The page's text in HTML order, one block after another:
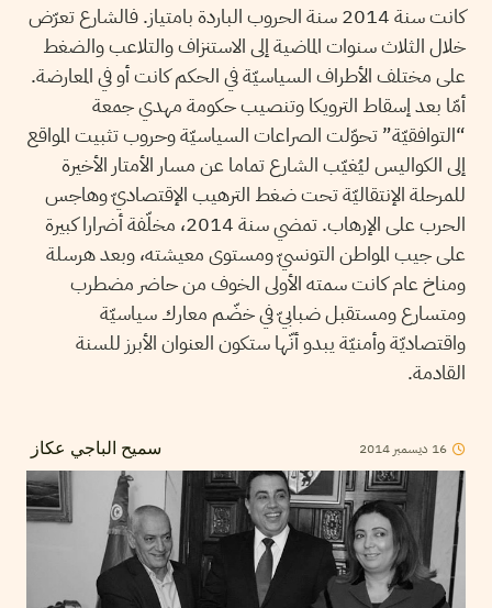
كانت سنة 2014 سنة الحروب الباردة بامتياز. فالشارع تعرّض
خلال الثلاث سنوات الماضية إلى الاستنزاف والتلاعب والضغط
على مختلف الأطراف السياسيّة في الحكم كانت أو في المعارضة.
أمّا بعد إسقاط الترويكا وتنصيب حكومة مهدي جمعة
“التوافقيّة” تحوّلت الصراعات السياسيّة وحروب تثبيت المواقع
إلى الكواليس ليُغيّب الشارع تماما عن مسار الأمتار الأخيرة
للمرحلة الإنتقاليّة تحت ضغط الترهيب الإقتصاديّ وهاجس
الحرب على الإرهاب. تمضي سنة 2014، مخلّفة أضرارا كبيرة
على جيب المواطن التونسيّ ومستوى معيشته، وبعد هرسلة
ومناخ عام كانت سمته الأولى الخوف من حاضر مضطرب
ومتسارع ومستقبل ضبابيّ في خضّم معارك سياسيّة
واقتصاديّة وأمنيّة يبدو أنّها ستكون العنوان الأبرز للسنة
القادمة.
سميح الباجي عكاز 16 ديسمبر 2014